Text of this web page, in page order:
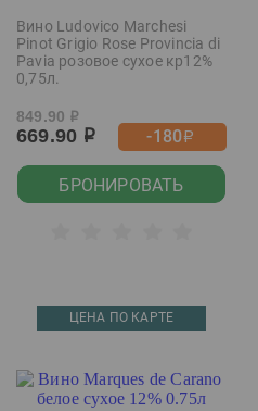
Вино Ludovico Marchesi
Pinot Grigio Rose Provincia di
Pavia розовое сухое кр12%
0,75л.
849.90 р
669.90 р -180р
БРОНИРОВАТЬ
ЦЕНА ПО КАРТЕ